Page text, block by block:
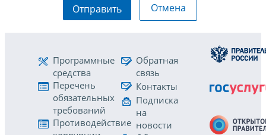
Отправить Отмена
Программные
средства
Перечень
обязательных
требований
Противодействие
Обратная
связь
Контакты
Подписка
на
новости